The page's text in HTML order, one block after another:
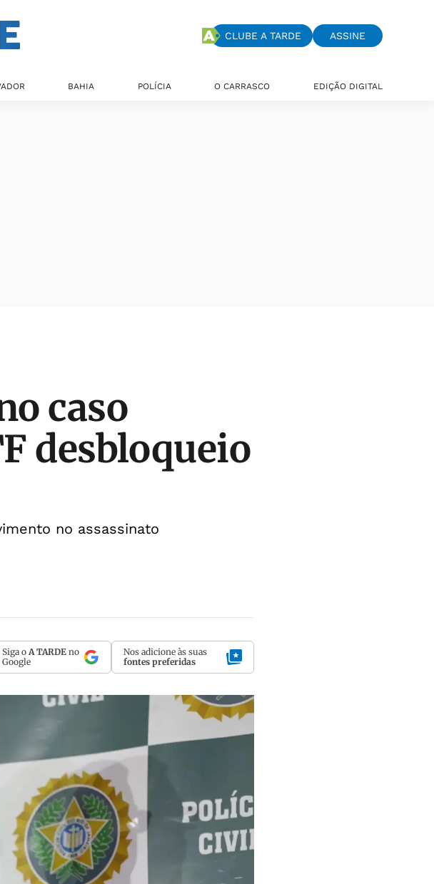
CLUBE A TARDE ASSINE
BAHIA POLÍCIA O CARRASCO EDIÇÃO DIGITAL
caso
desbloqueio
no assassinato
Siga o A TARDE no
Google
Nos adicione às suas
fontes preferidas